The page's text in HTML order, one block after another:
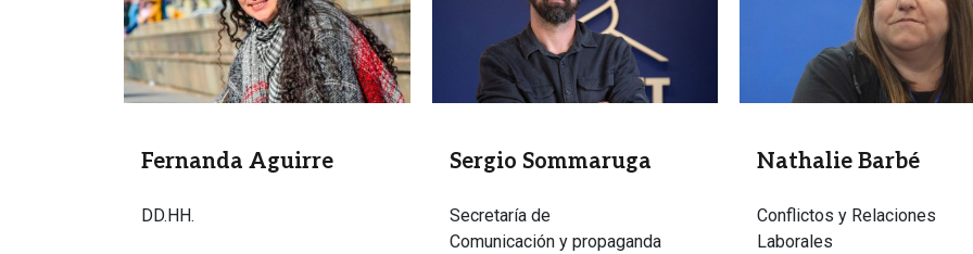
Fernanda Aguirre
DD.HH.
Sergio Sommaruga
Secretaría de
Comunicación y propaganda
Nathalie Barbé
Conflictos y Relaciones
Laborales